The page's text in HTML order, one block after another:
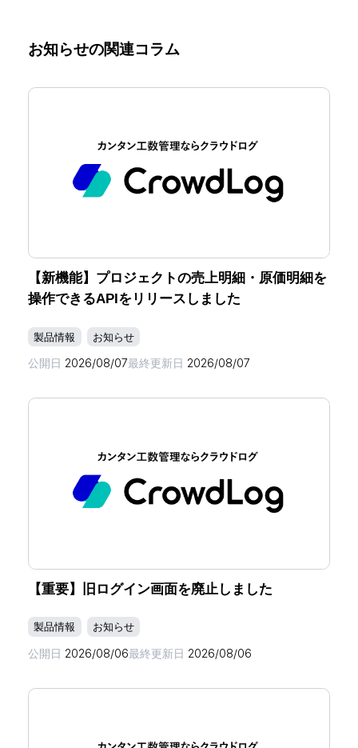
お知らせの関連コラム
【新機能】プロジェクトの売上明細・原価明細を
操作できるAPIをリリースしました
製品情報 お知らせ
公開日 2026/08/07最終更新日 2026/08/07
【重要】旧ログイン画面を廃止しました
製品情報 お知らせ
公開日 2026/08/06最終更新日 2026/08/06